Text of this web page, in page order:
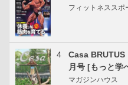
フィットネススポ
4
Casa BRUTUS
月号 [もっと学
マガジンハウス